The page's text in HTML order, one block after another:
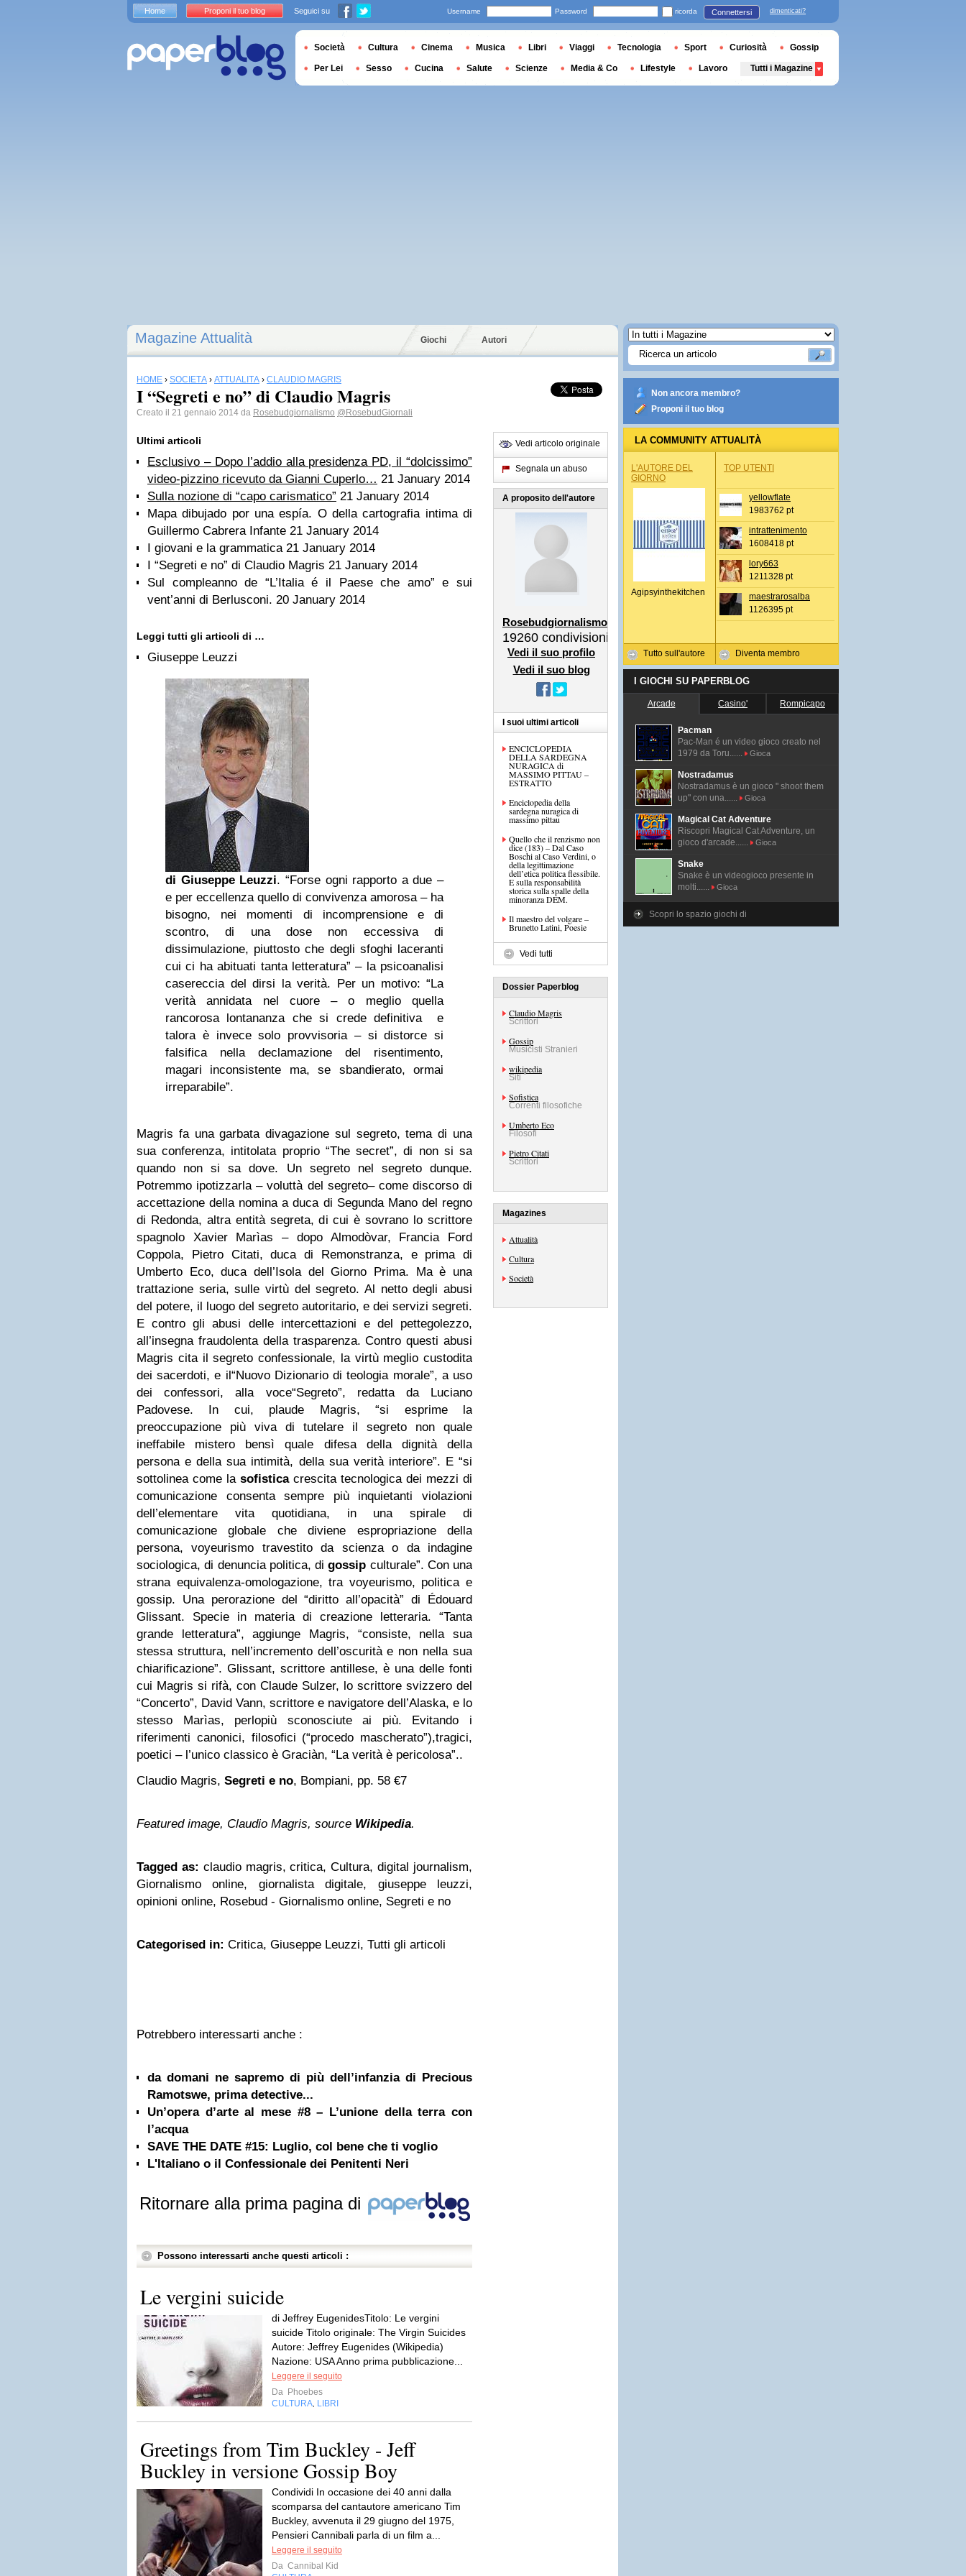
Magazine Attualità Giochi Autori
HOME › SOCIETÀ › ATTUALITÀ › CLAUDIO MAGRIS
I “Segreti e no” di Claudio Magris
Creato il 21 gennaio 2014 da Rosebudgiornalismo @RosebudGiornali
Ultimi articoli
Esclusivo – Dopo l’addio alla presidenza PD, il “dolcissimo”
video-pizzino ricevuto da Gianni Cuperlo… 21 January 2014
Sulla nozione di “capo carismatico” 21 January 2014
Mapa dibujado por una espía. O della cartografia intima di
Guillermo Cabrera Infante 21 January 2014
I giovani e la grammatica 21 January 2014
I “Segreti e no” di Claudio Magris 21 January 2014
Sul compleanno de “L’Italia é il Paese che amo” e sui
vent’anni di Berlusconi. 20 January 2014
Leggi tutti gli articoli di …
Giuseppe Leuzzi
di Giuseppe Leuzzi. “Forse ogni rapporto a due –
e per eccellenza quello di convivenza amorosa – ha
bisogno, nei momenti di incomprensione e di
scontro, di una dose non eccessiva di
dissimulazione, piuttosto che degli sfoghi laceranti
cui ci ha abituati tanta letteratura” – la psicoanalisi
casereccia del dirsi la verità. Per un motivo: “La
verità annidata nel cuore – o meglio quella
rancorosa lontananza che si crede definitiva e
talora è invece solo provvisoria – si distorce si
falsifica nella declamazione del risentimento,
magari inconsistente ma, se sbandierato, ormai
irreparabile”.
Magris fa una garbata divagazione sul segreto, tema di una
sua conferenza, intitolata proprio “The secret”, di non si sa
quando non si sa dove. Un segreto nel segreto dunque.
Potremmo ipotizzarla – voluttà del segreto– come discorso di
accettazione della nomina a duca di Segunda Mano del regno
di Redonda, altra entità segreta, di cui è sovrano lo scrittore
spagnolo Xavier Marìas – dopo Almodòvar, Francia Ford
Coppola, Pietro Citati, duca di Remonstranza, e prima di
Umberto Eco, duca dell’Isola del Giorno Prima. Ma è una
trattazione seria, sulle virtù del segreto. Al netto degli abusi
del potere, il luogo del segreto autoritario, e dei servizi segreti.
E contro gli abusi delle intercettazioni e del pettegolezzo,
all’insegna fraudolenta della trasparenza. Contro questi abusi
Magris cita il segreto confessionale, la virtù meglio custodita
dei sacerdoti, e il“Nuovo Dizionario di teologia morale”, a uso
dei confessori, alla voce“Segreto”, redatta da Luciano
Padovese. In cui, plaude Magris, “si esprime la
preoccupazione più viva di tutelare il segreto non quale
ineffabile mistero bensì quale difesa della dignità della
persona e della sua intimità, della sua verità interiore”. E “si
sottolinea come la sofisticacrescita tecnologica dei mezzi di
comunicazione consenta sempre più inquietanti violazioni
dell’elementare vita quotidiana, in una spirale di
comunicazione globale che diviene espropriazione della
persona, voyeurismo travestito da scienza o da indagine
sociologica, di denuncia politica, digossip culturale”. Con una
strana equivalenza-omologazione, tra voyeurismo, politica e
gossip. Una perorazione del “diritto all’opacità” di Édouard
Glissant. Specie in materia di creazione letteraria. “Tanta
grande letteratura”, aggiunge Magris, “consiste, nella sua
stessa struttura, nell’incremento dell’oscurità e non nella sua
chiarificazione”. Glissant, scrittore antillese, è una delle fonti
cui Magris si rifà, con Claude Sulzer, lo scrittore svizzero del
“Concerto”, David Vann, scrittore e navigatore dell’Alaska, e lo
stesso Marìas, perlopiù sconosciute ai più. Evitando i
riferimenti canonici, filosofici (“procedo mascherato”),tragici,
poetici – l’unico classico è Graciàn, “La verità è pericolosa”..
Claudio Magris, Segreti e no, Bompiani, pp. 58 €7
Featured image, Claudio Magris, source Wikipedia.
Tagged as: claudio magris, critica, Cultura, digital journalism,
Giornalismo online, giornalista digitale, giuseppe leuzzi,
opinioni online, Rosebud - Giornalismo online, Segreti e no
Categorised in: Critica, Giuseppe Leuzzi, Tutti gli articoli
Potrebbero interessarti anche :
da domani ne sapremo di più dell’infanzia di Precious
Ramotswe, prima detective...
Un’opera d’arte al mese #8 – L’unione della terra con
l’acqua
SAVE THE DATE #15: Luglio, col bene che ti voglio
L'Italiano o il Confessionale dei Penitenti Neri
Ritornare alla prima pagina di
Possono interessarti anche questi articoli :
Le vergini suicide
di Jeffrey EugenidesTitolo: Le vergini
suicide Titolo originale: The Virgin Suicides
Autore: Jeffrey Eugenides (Wikipedia)
Nazione: USA Anno prima pubblicazione...
Leggere il seguito
Da Phoebes
CULTURA LIBRI
Greetings from Tim Buckley - Jeff
Buckley in versione Gossip Boy
Condividi In occasione dei 40 anni dalla
scomparsa del cantautore americano Tim
Buckley, avvenuta il 29 giugno del 1975,
Pensieri Cannibali parla di un film a...
Leggere il seguito
Da Cannibal Kid
Vedi articolo originale
Segnala un abuso
A proposito dell'autore
Rosebudgiornalismo
19260 condivisioni
Vedi il suo profilo
Vedi il suo blog
I suoi ultimi articoli
ENCICLOPEDIA
DELLA SARDEGNA
NURAGICA di
MASSIMO PITTAU –
ESTRATTO
Enciclopedia della
sardegna nuragica di
massimo pittau
Quello che il renzismo non
dice (183) – Dal Caso
Boschi al Caso Verdini, o
della legittimazione
dell’etica politica flessibile.
E sulla responsabilità
storica sulla spalle della
minoranza DEM.
Il maestro del volgare –
Brunetto Latini, Poesie
Vedi tutti
Dossier Paperblog
Claudio Magris
Scrittori
Gossip
Musicisti Stranieri
wikipedia
Siti
Sofistica
Correnti filosofiche
Umberto Eco
Filosofi
Pietro Citati
Scrittori
Magazines
Attualità
Cultura
Società
Non ancora membro?
Proponi il tuo blog
LA COMMUNITY ATTUALITÀ
L'AUTORE DEL
GIORNO
Agipsyinthekitchen
Tutto sull'autore
TOP UTENTI
yellowflate
1983762 pt
intrattenimento
1608418 pt
lory663
1211328 pt
maestrarosalba
1126395 pt
Diventa membro
I GIOCHI SU PAPERBLOG
Arcade Casino' Rompicapo
Pacman
Pac-Man é un video gioco creato nel
1979 da Toru......
Gioca
Nostradamus
Nostradamus è un gioco " shoot them
up" con una......
Gioca
Magical Cat Adventure
Riscopri Magical Cat Adventure, un
gioco d'arcade......
Gioca
Snake
Snake è un videogioco presente in
molti......
Gioca
Scopri lo spazio giochi di
Home Proponi il tuo blog Seguici su Username Password ricorda Connettersi dimenticati?
Società Cultura Cinema Musica Libri Viaggi Tecnologia Sport Curiosità Gossip
Per Lei Sesso Cucina Salute Scienze Media & Co Lifestyle Lavoro Tutti i Magazine